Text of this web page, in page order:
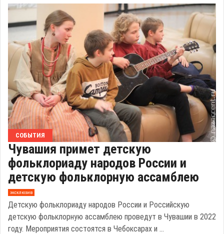
СОБЫТИЯ
Чувашия примет детскую
фольклориаду народов России и
детскую фольклорную ассамблею
эксклюзив
Детскую фольклориаду народов России и Российскую
детскую фольклорную ассамблею проведут в Чувашии в 2022
году. Мероприятия состоятся в Чебоксарах и ...